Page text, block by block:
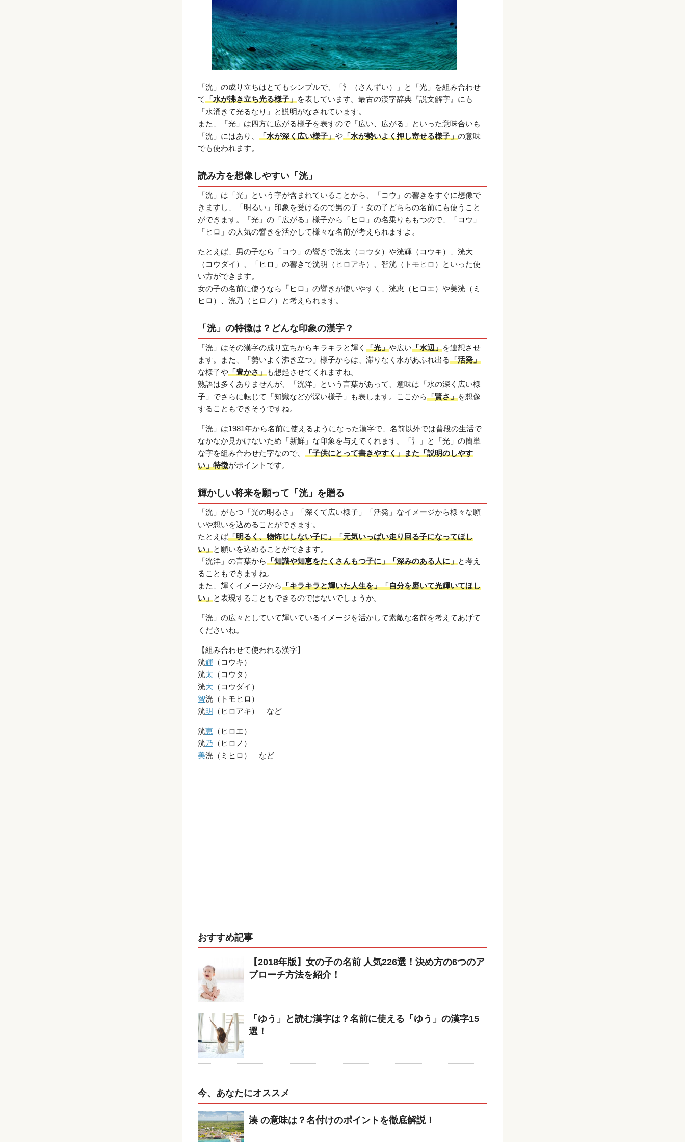
「洸」の成り立ちはとてもシンプルで、「氵（さんずい）」と「光」を組み合わせ
て「水が沸き立ち光る様子」を表しています。最古の漢字辞典『説文解字』にも
「水涌きて光るなり」と説明がなされています。
また、「光」は四方に広がる様子を表すので「広い、広がる」といった意味合いも
「洸」にはあり、 「水が深く広い様子」や「水が勢いよく押し寄せる様子」の意味
でも使われます。
読み方を想像しやすい「洸」
「洸」は「光」という字が含まれていることから、「コウ」の響きをすぐに想像で
きますし、「明るい」印象を受けるので男の子・女の子どちらの名前にも使うこと
ができます。「光」の「広がる」様子から「ヒロ」の名乗りももつので、「コウ」
「ヒロ」の人気の響きを活かして様々な名前が考えられますよ。
たとえば、男の子なら「コウ」の響きで洸太（コウタ）や洸輝（コウキ）、洸大
（コウダイ）、「ヒロ」の響きで洸明（ヒロアキ）、智洸（トモヒロ）といった使
い方ができます。
女の子の名前に使うなら「ヒロ」の響きが使いやすく、洸恵（ヒロエ）や美洸（ミ
ヒロ）、洸乃（ヒロノ）と考えられます。
「洸」の特徴は？どんな印象の漢字？
「洸」はその漢字の成り立ちからキラキラと輝く 「光」や広い「水辺」を連想させ
ます。また、「勢いよく沸き立つ」様子からは、滞りなく水があふれ出る「活発」
な様子や「豊かさ」も想起させてくれますね。
熟語は多くありませんが、「洸洋」という言葉があって、意味は「水の深く広い様
子」でさらに転じて「知識などが深い様子」も表します。ここから「賢さ」を想像
することもできそうですね。
「洸」は1981年から名前に使えるようになった漢字で、名前以外では普段の生活で
なかなか見かけないため「新鮮」な印象を与えてくれます。「氵」と「光」の簡単
な字を組み合わせた字なので、 「子供にとって書きやすく」また「説明のしやす
い」特徴がポイントです。
輝かしい将来を願って「洸」を贈る
「洸」がもつ「光の明るさ」「深くて広い様子」「活発」なイメージから様々な願
いや想いを込めることができます。
たとえば「明るく、物怖じしない子に」「元気いっぱい走り回る子になってほし
い」と願いを込めることができます。
「洸洋」の言葉から「知識や知恵をたくさんもつ子に」「深みのある人に」と考え
ることもできますね。
また、輝くイメージから「キラキラと輝いた人生を」「自分を磨いて光輝いてほし
い」と表現することもできるのではないでしょうか。
「洸」の広々としていて輝いているイメージを活かして素敵な名前を考えてあげて
くださいね。
【組み合わせて使われる漢字】
洸輝 （コウキ）
洸太 （コウタ）
洸大 （コウダイ）
智洸（トモヒロ）
洸明 （ヒロアキ） など
洸恵 （ヒロエ）
洸乃 （ヒロノ）
美洸（ミヒロ） など
おすすめ記事
【2018年版】女の子の名前 人気226選！決め方の6つのア
プローチ方法を紹介！
「ゆう」と読む漢字は？名前に使える「ゆう」の漢字15
選！
今、あなたにオススメ
湊 の意味は？名付けのポイントを徹底解説！